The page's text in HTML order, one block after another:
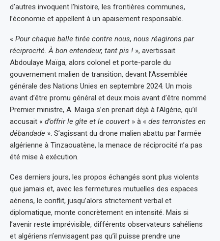
d’autres invoquent l’histoire, les frontières communes,
l’économie et appellent à un apaisement responsable.
« Pour chaque balle tirée contre nous, nous réagirons par
réciprocité. À bon entendeur, tant pis ! », avertissait
Abdoulaye Maïga, alors colonel et porte-parole du
gouvernement malien de transition, devant l’Assemblée
générale des Nations Unies en septembre 2024. Un mois
avant d’être promu général et deux mois avant d’être nommé
Premier ministre, A. Maïga s’en prenait déjà à l’Algérie, qu’il
accusait « ​​​​​​​ d’offrir le gîte et le couvert » à « ​​​​​​​ des terroristes en
débandade ». S’agissant du drone malien abattu par l’armée
algérienne à Tinzaouatène, la menace de réciprocité n’a pas
été mise à exécution.
Ces derniers jours, les propos échangés sont plus violents
que jamais et, avec les fermetures mutuelles des espaces
aériens, le conflit, jusqu’alors strictement verbal et
diplomatique, monte concrètement en intensité. Mais si
l’avenir reste imprévisible, différents observateurs sahéliens
et algériens n’envisagent pas qu’il puisse prendre une